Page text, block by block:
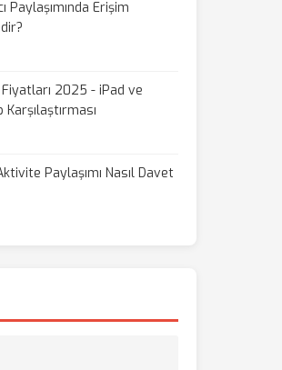
Paylaşımında Erişim
2025 - iPad ve
Paylaşımı Nasıl Davet